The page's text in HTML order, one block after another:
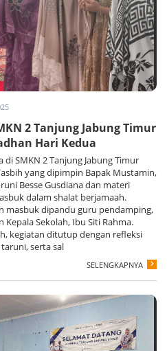
2 Tanjung Jabung Timur
Hari Kedua
SMKN 2 Tanjung Jabung Timur
yang dipimpin Bapak Mustamin,
Besse Gusdiana dan materi
dalam shalat berjamaah.
masbuk dipandu guru pendamping,
Sekolah, Ibu Siti Rahma.
kegiatan ditutup dengan refleksi
serta sal
SELENGKAPNYA